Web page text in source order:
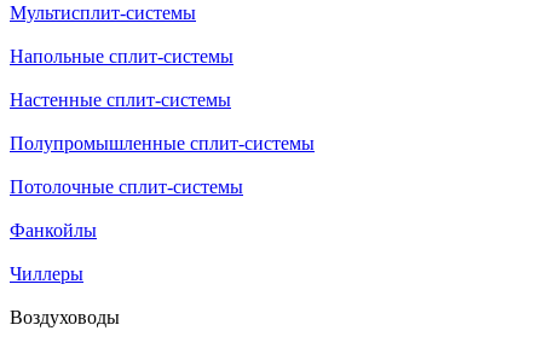
Мультисплит-системы
Напольные сплит-системы
Настенные сплит-системы
Полупромышленные сплит-системы
Потолочные сплит-системы
Фанкойлы
Чиллеры
Воздуховоды